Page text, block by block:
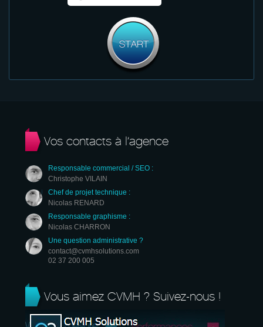
Vos contacts à l’agence
Responsable commercial / SEO :
Christophe VILAIN
Chef de projet technique :
Nicolas RENARD
Responsable graphisme :
Nicolas CHARRON
Une question administrative ?
contact@cvmhsolutions.com
02 37 200 005
Vous aimez CVMH ? Suivez-nous !